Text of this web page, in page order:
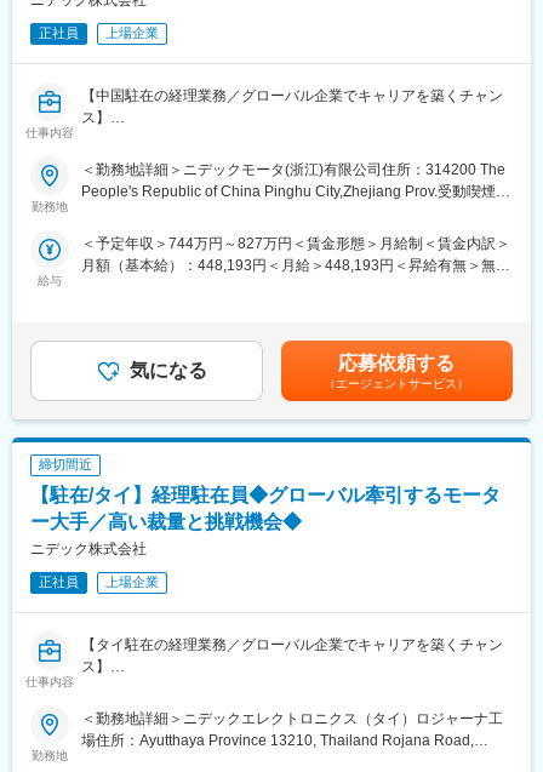
す。
※雇用はニデック株式会社ですが、以下へ出向での業務となりま
す。
用部品の製造
〇所在地：HuangHuaYuan Industrial Zone, Shixing County,
of China
経理業務が経験できます。
現地スタッフとのコミニュケーションにより考え方、価値観、視
もマッチする業務です。
管理会計、財務会計にとどまらず、総務、監査対応等、次第に裁
量をひろげてはたらくことができます。
本社事業経理部と連日コミュニケーションをとる時間があり、業
務/私生活に関わらず悩み事やトラブルに関するシェアをすること
ができます。
■組織の特徴と期待する役割
海外拠点（ニデックモータ（韶関）株式会社）における管理会
計、財務会計を担っていただきます。
管掌範囲としては配属先1拠点の経理組織（5部門 約70名）となり
ます。
正社員 上場企業
仕事内容
【中国駐在の経理業務／グローバル企業でキャリアを築くチャン
ス】
本社と連携し、拠点担当として経理業務を行います。（現地通訳
あり）
入をし、軌道修正のフォローまで担います。
本工場では１つの製品カテゴリのビジネスを一手に引き受けてお
＜詳細＞
1.事業計画から割り付けられた利益額の達成実現に向けて他部門
へ情報提供、助言、促しを行う 40%
2.短期、中期の計画の策定 15%
3.会社運営に関わる重要な各種仕組みを整備・調整する 20%
4.税務業務に関する起案、上申を行う 15%
5.資金業務に関する起案、上申、運営を行う 10%
※雇用はニデック株式会社ですが、以下へ出向での業務となりま
す。
〇出向先：ニデックモータ(浙江)有限公司
品の製造
〇所在地：The Cross of Huanbei Second Road N.and Pinghu
■仕事のやりがい
勤務地
＜勤務地詳細＞ニデックモータ(浙江)有限公司住所：314200 The
People's Republic of China Pinghu City,Zhejiang Prov.受動喫煙対
給与
＜予定年収＞744万円～827万円＜賃金形態＞月給制＜賃金内訳＞
月額（基本給）：448,193円＜月給＞448,193円＜昇給有無＞無＜
と行動」を相対評価により決定。賃金はあくまでも目安の金額で
あり、選考を通じて上下する可能性があります。月給(月額)は固定
手当を含めた表記です。
気になる 応募依頼する
（エージェントサービス）
締切間近
【駐在/タイ】経理駐在員◆グローバル牽引するモータ
ー大手／高い裁量と挑戦機会◆
ニデック株式会社
正社員 上場企業
仕事内容
【タイ駐在の経理業務／グローバル企業でキャリアを築くチャン
ス】
本社と連携し、拠点担当として経理業務を行います。
本社方針・社長方針を数値化し、拠点運営へ落とし込みます。拠
勤務地
＜勤務地詳細＞ニデックエレクトロニクス（タイ）ロジャーナ工
場住所：Ayutthaya Province 13210, Thailand Rojana Road,